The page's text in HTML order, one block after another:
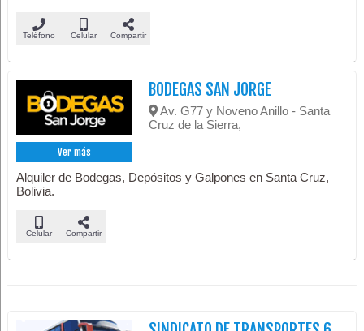
Teléfono Celular Compartir
Ver más
BODEGAS SAN JORGE
Av. G77 y Noveno Anillo - Santa
Cruz de la Sierra,
Alquiler de Bodegas, Depósitos y Galpones en Santa Cruz,
Bolivia.
Celular Compartir